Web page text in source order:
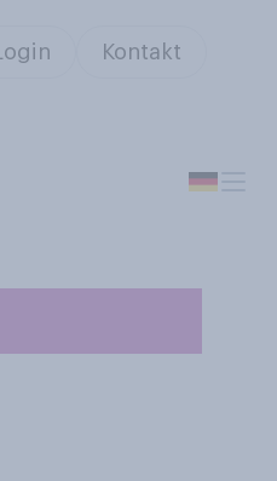
Login Kontakt